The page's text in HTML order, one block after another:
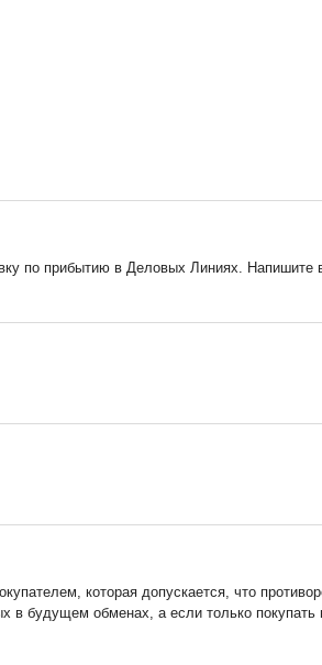
по прибытию в Деловых Линиях. Напишите
которая допускается, что
в будущем обменах, а если только покупать